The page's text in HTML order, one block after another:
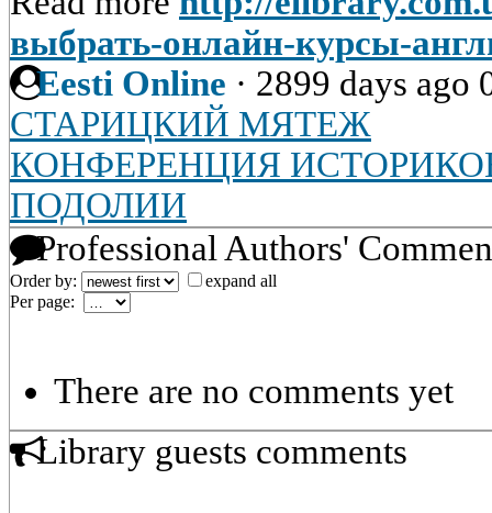
выбрать-онлайн-курсы-
Eesti Online · 2899 days ago
СТАРИЦКИЙ МЯТЕЖ
КОНФЕРЕНЦИЯ
ПОДОЛИИ
Professional Authors'
Order by:
expand all
Per page:
There are no comments yet
Library guests comments